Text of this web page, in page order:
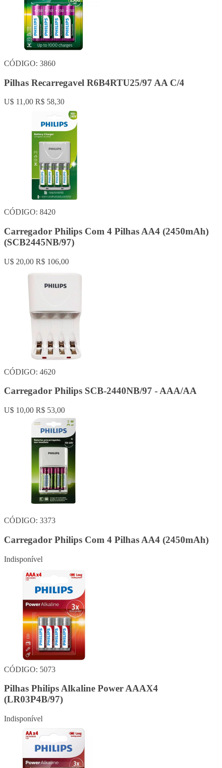
CÓDIGO: 3860
Pilhas Recarregavel R6B4RTU25/97 AA C/4
U$ 11,00 R$ 58,30
CÓDIGO: 8420
Carregador Philips Com 4 Pilhas AA4 (2450mAh)
(SCB2445NB/97)
U$ 20,00 R$ 106,00
CÓDIGO: 4620
Carregador Philips SCB-2440NB/97 - AAA/AA
U$ 10,00 R$ 53,00
CÓDIGO: 3373
Carregador Philips Com 4 Pilhas AA4 (2450mAh)
Indisponível
CÓDIGO: 5073
Pilhas Philips Alkaline Power AAAX4
(LR03P4B/97)
Indisponível